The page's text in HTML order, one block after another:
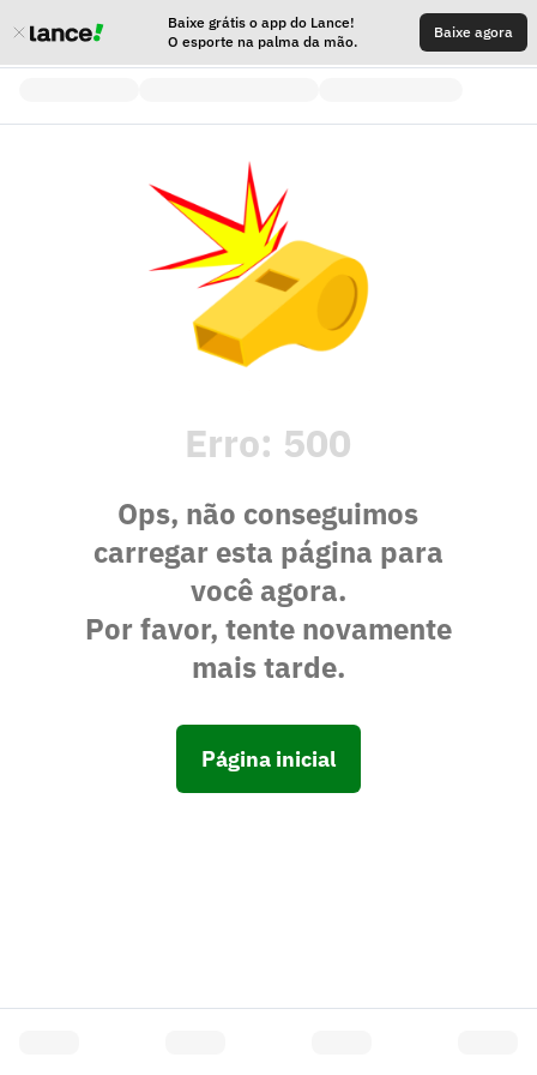
Baixe grátis o app do Lance!
O esporte na palma da mão.
Baixe agora
Erro: 500
Ops, não conseguimos
carregar esta página para
você agora.
Por favor, tente novamente
mais tarde.
Página inicial